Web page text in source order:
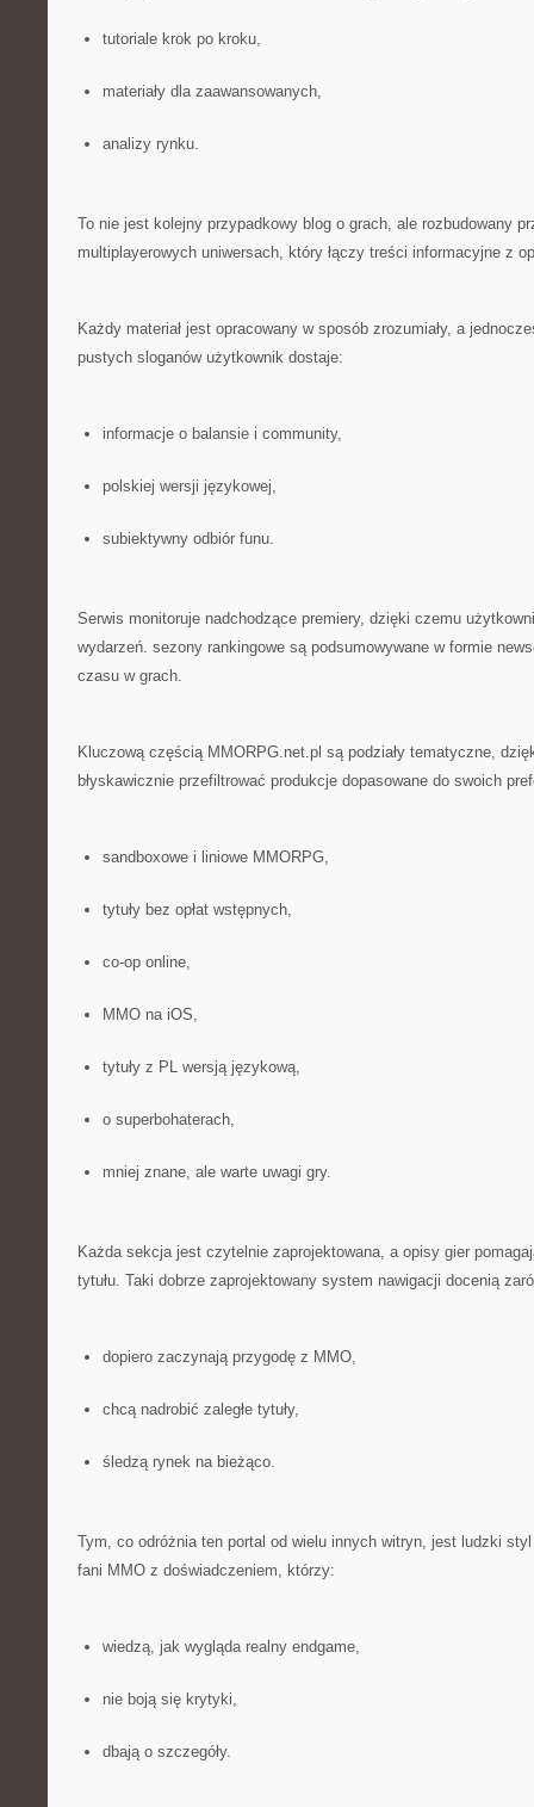
tutoriale krok po kroku,
materiały dla zaawansowanych,
analizy rynku.
To nie jest kolejny przypadkowy blog o grach, ale rozbudowany
multiplayerowych uniwersach, który łączy treści informacyjne z
Każdy materiał jest opracowany w sposób zrozumiały, a
pustych sloganów użytkownik dostaje:
informacje o balansie i community,
polskiej wersji językowej,
subiektywny odbiór funu.
Serwis monitoruje nadchodzące premiery, dzięki czemu
wydarzeń. sezony rankingowe są podsumowywane w formie
czasu w grach.
Kluczową częścią MMORPG.net.pl są podziały tematyczne,
błyskawicznie przefiltrować produkcje dopasowane do swoich
sandboxowe i liniowe MMORPG,
tytuły bez opłat wstępnych,
co-op online,
MMO na iOS,
tytuły z PL wersją językową,
o superbohaterach,
mniej znane, ale warte uwagi gry.
Każda sekcja jest czytelnie zaprojektowana, a opisy gier
tytułu. Taki dobrze zaprojektowany system nawigacji docenią
dopiero zaczynają przygodę z MMO,
chcą nadrobić zaległe tytuły,
śledzą rynek na bieżąco.
Tym, co odróżnia ten portal od wielu innych witryn, jest ludzki
fani MMO z doświadczeniem, którzy:
wiedzą, jak wygląda realny endgame,
nie boją się krytyki,
dbają o szczegóły.